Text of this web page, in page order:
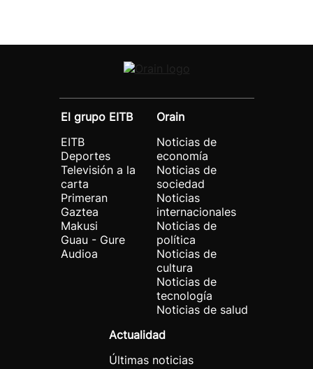
El grupo EITB
EITB
Deportes
Televisión a la
carta
Primeran
Gaztea
Makusi
Guau - Gure
Audioa
Orain
Noticias de
economía
Noticias de
sociedad
Noticias
internacionales
Noticias de
política
Noticias de
cultura
Noticias de
tecnología
Noticias de salud
Actualidad
Últimas noticias